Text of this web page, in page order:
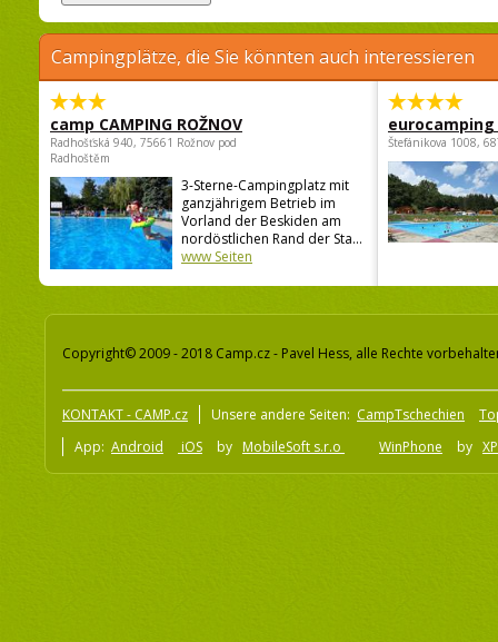
Campingplätze, die Sie könnten auch interessieren
camp CAMPING ROŽNOV
Radhošťská 940, 75661 Rožnov pod
Radhoštěm
3-Sterne-Campingplatz mit
ganzjährigem Betrieb im
Vorland der Beskiden am
nordöstlichen Rand der Sta...
www Seiten
Štefánikova 1008,
Copyright© 2009 - 2018 Camp.cz - Pavel Hess, alle Rechte
KONTAKT - CAMP.cz Unsere andere Seiten: CampTschechien
App: Android iOS by MobileSoft s.r.o WinPhone by